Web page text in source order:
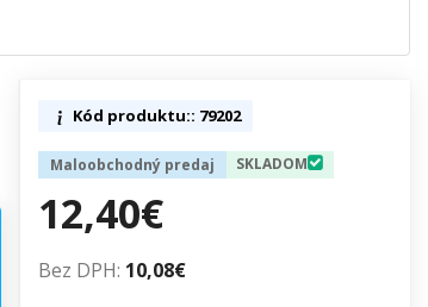
Kód produktu:: 79202
Maloobchodný predaj SKLADOM
12,40€
Bez DPH: 10,08€